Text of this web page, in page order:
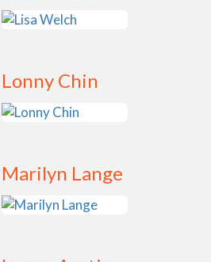
Lonny Chin
Marilyn Lange